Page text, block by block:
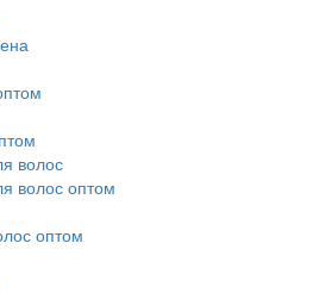
волос
волос оптом
оптом